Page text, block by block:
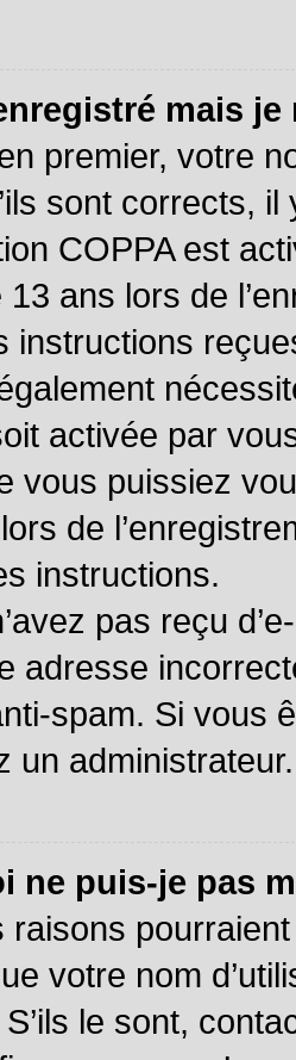
mais
premier, votre
sont corrects,
COPPA est
13 ans lors de
instructions
activée par
vous puissiez
de
instructions.
pas reçu
adresse
spam. Si vous
un administrateur.
ne puis-je pas
raisons
votre nom
le sont,